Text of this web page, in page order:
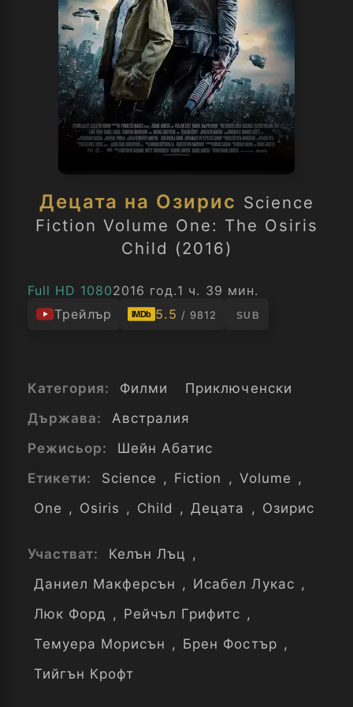
Децата на Озирис Science
Fiction Volume One: The Osiris
Child (2016)
Full HD 10802016 год.1 ч. 39 мин.
Трейлър
IMDb 5.5 / 9812 SUB
Категория: Филми
Приключенски
Държава:
Австралия
Режисьор:
Шейн Абатис
Етикети:
Science , Fiction , Volume ,
One , Osiris , Child , Децата , Озирис
Участват: Келън Лъц ,
Даниел Макферсън , Исабел Лукас ,
Люк Форд , Рейчъл Грифитс ,
Темуера Морисън , Брен Фостър ,
Тийгън Крофт